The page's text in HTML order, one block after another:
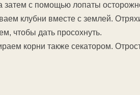
затем с помощью лопаты
клубни вместе с землей.
чтобы дать просохнуть.
корни также секатором.